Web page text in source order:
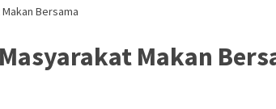
Bersama
Makan